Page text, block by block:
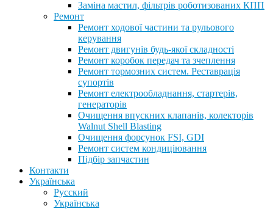
Заміна мастил, фільтрів роботизованих КПП
Ремонт
Ремонт ходової частини та рульового
керування
Ремонт двигунів будь-якої складності
Ремонт коробок передач та зчеплення
Ремонт тормозних систем. Реставрація
супортів
Ремонт електрообладнання, стартерів,
генераторів
Очищення впускних клапанів, колекторів
Walnut Shell Blasting
Очищення форсунок FSI, GDI
Ремонт систем кондиціювання
Підбір запчастин
Контакти
Українська
Русский
Українська